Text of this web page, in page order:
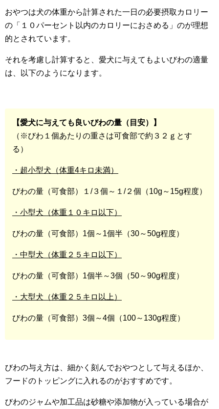
おやつは犬の体重から計算された一日の必要摂取カロリー
の「１０パーセント以内のカロリーにおさめる」のが理想
的とされています。
それを考慮し計算すると、愛犬に与えてもよいびわの適量
は、以下のようになります。
【愛犬に与えても良いびわの量（目安）】
（※びわ１個あたりの重さは可食部で約３２ｇとす
る）
・超小型犬（体重4キロ未満）
びわの量（可食部）１/３個～１/２個（10g～15g程度）
・小型犬（体重１０キロ以下）
びわの量（可食部）1個～1個半（30～50g程度）
・中型犬（体重２５キロ以下）
びわの量（可食部）1個半～3個（50～90g程度）
・大型犬（体重２５キロ以上）
びわの量（可食部）3個～4個（100～130g程度）
びわの与え方は、細かく刻んでおやつとして与えるほか、
フードのトッピングに入れるのがおすすめです。
びわのジャムや加工品は砂糖や添加物が入っている場合が